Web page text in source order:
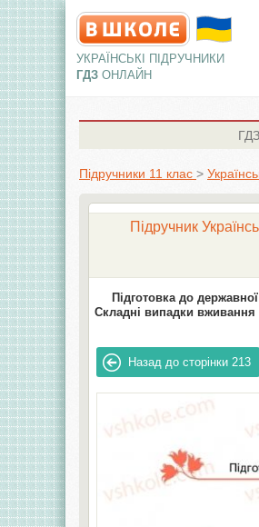
УКРАЇНСЬКІ ПІДРУЧНИКИ
ГДЗ ОНЛАЙН
ГДЗ
Підручники 11 клас >
Підручник
Підготовка до
Складні випадки
Назад до сторінки 213